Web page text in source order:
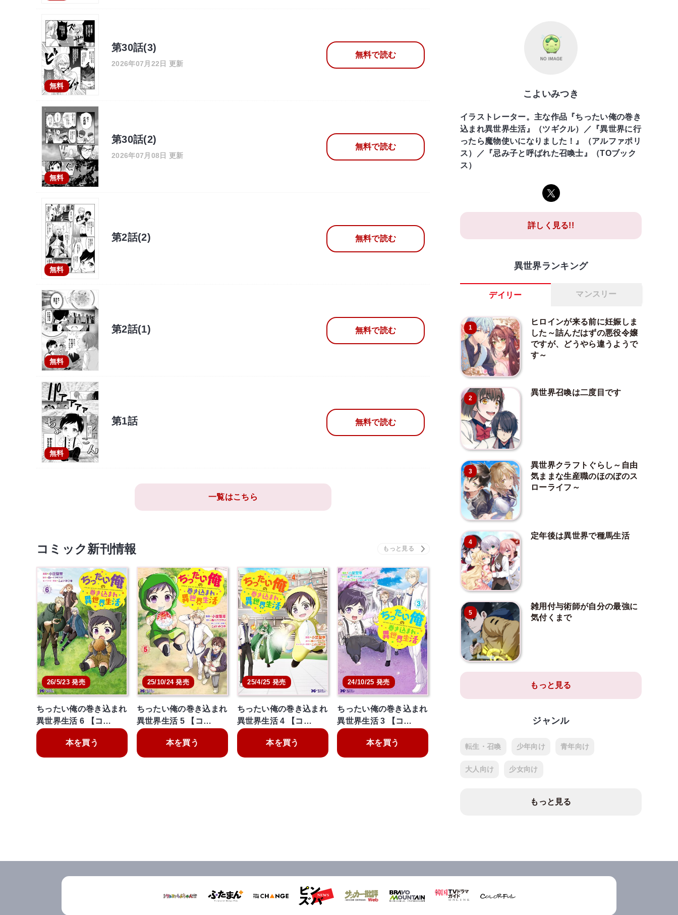
無料
第30話(3)
2026年07月22日 更新
無料で読む
無料
第30話(2)
2026年07月08日 更新
無料で読む
無料
第2話(2) 無料で読む
無料
第2話(1) 無料で読む
無料
第1話 無料で読む
一覧はこちら
コミック新刊情報
26/5/23 発売
ちったい俺の巻き込まれ
異世界生活 6 【コ…
本を買う
25/10/24 発売
ちったい俺の巻き込まれ
異世界生活 5 【コ…
本を買う
25/4/25 発売
ちったい俺の巻き込まれ
異世界生活 4 【コ…
本を買う
24/10/25 発売
ちったい俺の巻き込まれ
異世界生活 3 【コ…
本を買う
こよいみつき
イラストレーター。主な作品『ちったい俺の巻き
込まれ異世界生活』（ツギクル）／『異世界に行
ったら魔物使いになりました！』（アルファポリ
ス）／『忌み子と呼ばれた召喚士』（TOブック
ス）
詳しく見る!!
異世界ランキング
デイリー マンスリー
1
ヒロインが来る前に妊娠しま
した～詰んだはずの悪役令嬢
ですが、どうやら違うようで
す～
2
異世界召喚は二度目です
3
異世界クラフトぐらし～自由
気ままな生産職のほのぼのス
ローライフ～
4
定年後は異世界で種馬生活
5
雑用付与術師が自分の最強に
気付くまで
もっと見る
ジャンル
転生・召喚 少年向け 青年向け
大人向け 少女向け
もっと見る